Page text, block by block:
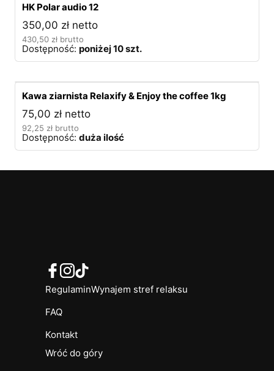
HK Polar audio 12
350,00 zł netto
430,50 zł brutto
Dostępność: poniżej 10 szt.
Kawa ziarnista Relaxify & Enjoy the coffee 1kg
75,00 zł netto
92,25 zł brutto
Dostępność: duża ilość
Regulamin
FAQ
Kontakt
Wynajem stref relaksu
Wróć do góry